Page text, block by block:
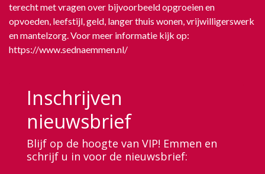
terecht met vragen over bijvoorbeeld opgroeien en
opvoeden, leefstijl, geld, langer thuis wonen, vrijwilligerswerk
en mantelzorg. Voor meer informatie kijk op:
https://www.sednaemmen.nl/
Inschrijven
nieuwsbrief
Blijf op de hoogte van VIP! Emmen en
schrijf u in voor de nieuwsbrief: